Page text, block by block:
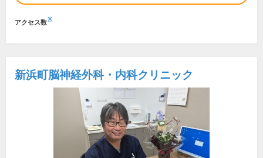
アクセス数※
新浜町脳神経外科・内科クリニック